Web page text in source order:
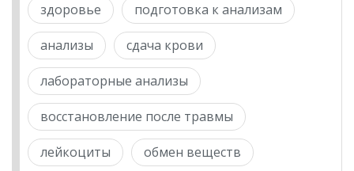
здоровье подготовка к анализам
анализы сдача крови
лабораторные анализы
восстановление после травмы
лейкоциты обмен веществ